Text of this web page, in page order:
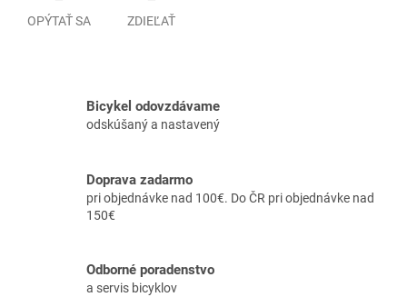
OPÝTAŤ SA ZDIEĽAŤ
Bicykel odovzdávame
odskúšaný a nastavený
Doprava zadarmo
pri objednávke nad 100€. Do ČR pri objednávke nad
150€
Odborné poradenstvo
a servis bicyklov